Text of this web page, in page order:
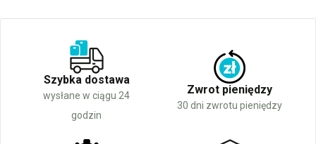
Szybka dostawa
wysłane w ciągu 24
godzin
Zwrot pieniędzy
30 dni zwrotu pieniędzy